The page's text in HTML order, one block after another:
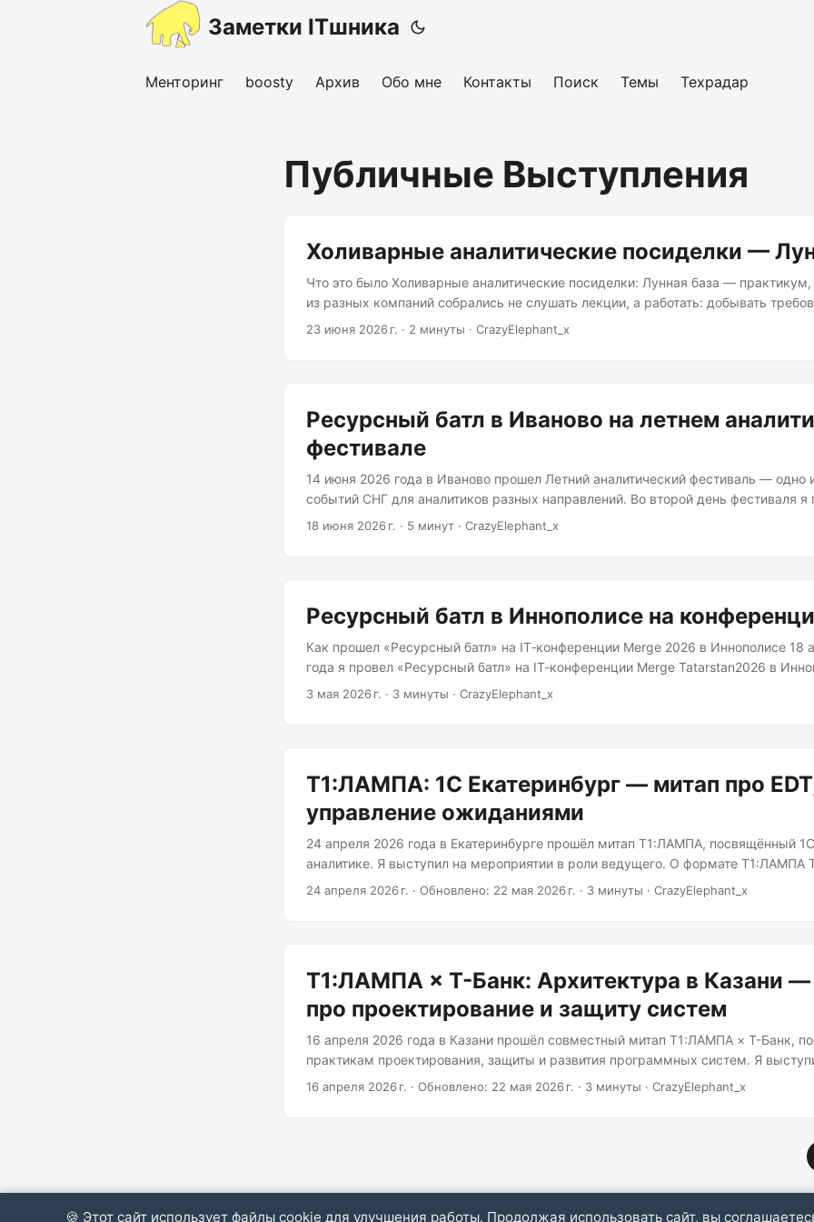
Заметки ITшника
Менторинг boosty Архив Обо мне Контакты Поиск Темы Техрадар
Публичные Выступления
Холиварные аналитические посиделки —
Что это было Холиварные аналитические посиделки: Лунная база — практикум,
из разных компаний собрались не слушать лекции, а работать: добывать
переговоры со смежными командами, проектировать интеграцию и защищать
23 июня 2026 г. · 2 минуты · CrazyElephant_x
Ресурсный батл в Иваново на летнем
фестивале
14 июня 2026 года в Иваново прошел Летний аналитический фестиваль — одно
событий СНГ для аналитиков разных направлений. Во второй день фестиваля я
класс «Ресурсный баттл» в роли ведущего воркшопа, вместе с Алиной
18 июня 2026 г. · 5 минут · CrazyElephant_x
Ресурсный батл в Иннополисе на
Как прошел «Ресурсный батл» на IT‑конференции Merge 2026 в Иннополисе 18
года я провел «Ресурсный батл» на IT‑конференции Merge Tatarstan2026 в
городе умных технологий и крупнейшем IT‑хабе Поволжья. Это командная игра
конференции: живое общение, нетворкинг и практический разбор типичных
командах. ...
3 мая 2026 г. · 3 минуты · CrazyElephant_x
Т1:ЛАМПА: 1С Екатеринбург — митап про
управление ожиданиями
24 апреля 2026 года в Екатеринбурге прошёл митап Т1:ЛАМПА, посвящённый
аналитике. Я выступил на мероприятии в роли ведущего. О формате Т1:ЛАМПА
серия профессиональных встреч ИТ-холдинга Т1 с акцентом на практические
24 апреля 2026 г. · Обновлено: 22 мая 2026 г. · 3 минуты · CrazyElephant_x
Т1:ЛАМПА × Т-Банк: Архитектура в Казани —
про проектирование и защиту систем
16 апреля 2026 года в Казани прошёл совместный митап Т1:ЛАМПА × Т-Банк,
практикам проектирования, защиты и развития программных систем. Я
мероприятии в роли ведущего. О формате Т1:ЛАМПА Т1:ЛАМПА — это серия
16 апреля 2026 г. · Обновлено: 22 мая 2026 г. · 3 минуты · CrazyElephant_x
🍪 Этот сайт использует файлы cookie для улучшения работы. Продолжая использовать сайт, вы